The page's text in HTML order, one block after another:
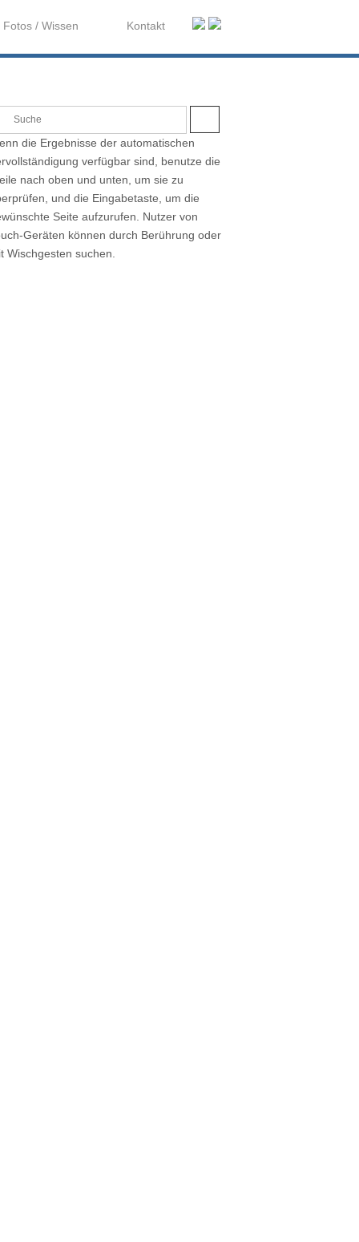
Fotos / Wissen Kontakt
H
E
die Ergebnisse der automatischen
verfügbar sind, benutze die
nach oben und unten, um sie zu
und die Eingabetaste, um die
Seite aufzurufen. Nutzer von
Geräten können durch Berührung oder
Wischgesten suchen.